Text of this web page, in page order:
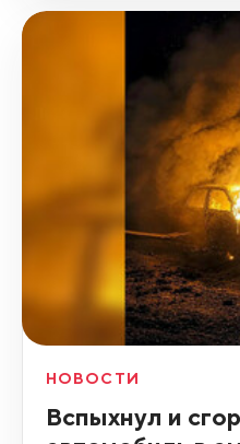
НОВОСТИ
Вспыхнул и